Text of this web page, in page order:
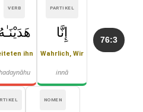
76:3
PARTIKEL
إِنَّا
Wahrlich, Wir
innā
VERB
ihn
NOMEN